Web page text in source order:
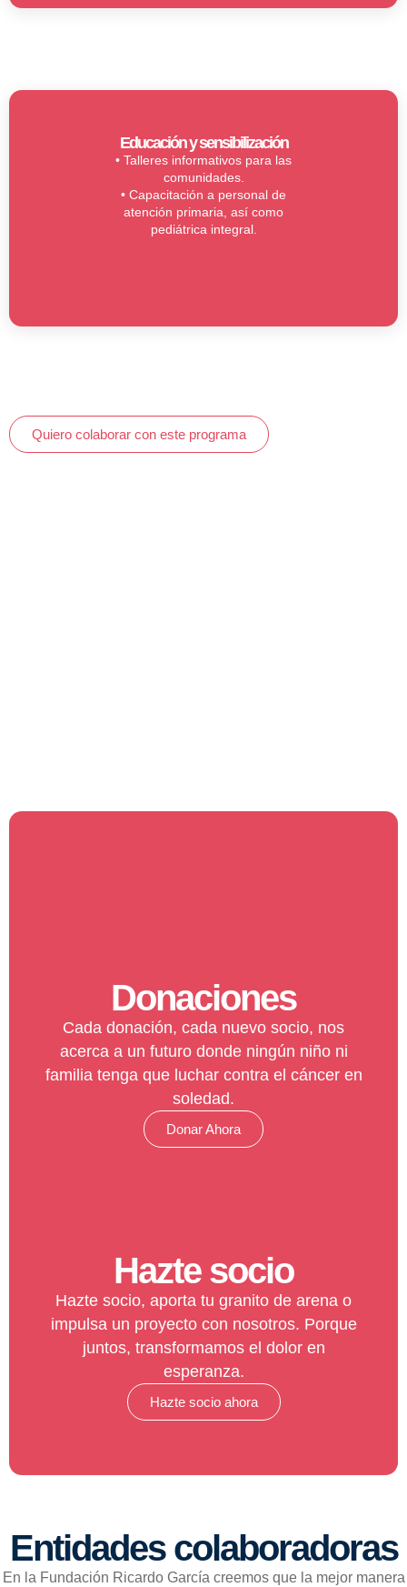
Educación y sensibilización
• Talleres informativos para las
comunidades.
• Capacitación a personal de
atención primaria, así como
pediátrica integral.
Quiero colaborar con este programa
Donaciones
Cada donación, cada nuevo socio, nos
acerca a un futuro donde ningún niño ni
familia tenga que luchar contra el cáncer en
soledad.
Donar Ahora
Hazte socio
Hazte socio, aporta tu granito de arena o
impulsa un proyecto con nosotros. Porque
juntos, transformamos el dolor en
esperanza.
Hazte socio ahora
Entidades colaboradoras
En la Fundación Ricardo García creemos que la mejor manera